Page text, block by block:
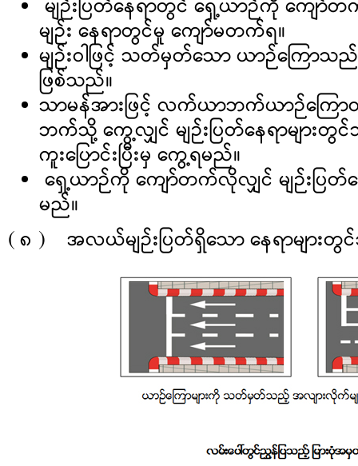
မျဉ်းပြတ်နေရာတွင် ရှေ့ယာဉ်ကို ကျ
မျဉ်း နေရာတွင်မူ ကျော်မတက်ရ။
မျဉ်းဝါဖြင့် သတ်မှတ်သော ယာဉ်ကြေ
ဖြစ်သည်။
သာမန်အားဖြင့် လက်ယာဘက်ယာဉ်ကြော
ဘက်သို့ ကွေ့လျှင် မျဉ်းပြတ်နေရာများ
ကူးပြောင်းပြီးမှ ကွေ့ရမည်။
ရှေ့ယာဉ်ကို ကျော်တက်လိုလျှင် မျဉ်းပြတ်
မည်။
( ၈ ) အလယ်မျဉ်းပြတ်ရှိသော နေရာများ